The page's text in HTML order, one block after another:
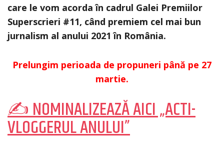
care le vom acorda în cadrul Galei Premiilor
Superscrieri #11, când premiem cel mai bun
jurnalism al anului 2021 în România.
Prelungim perioada de propuneri până pe 27
martie.
✍ NOMINALIZEAZĂ AICI „ACTI-
VLOGGERUL ANULUI”